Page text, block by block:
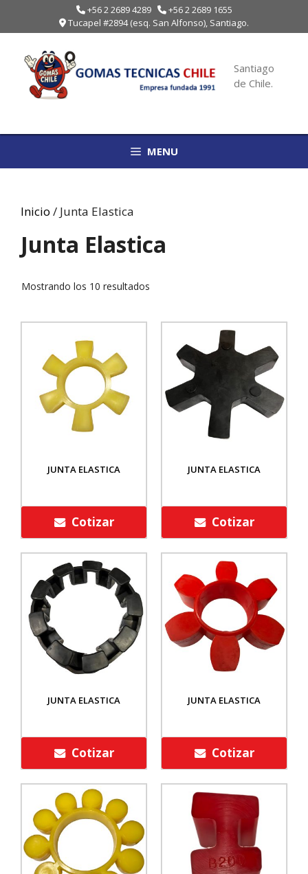
+56 2 2689 4289
+56 2 2689 1655
Tucapel #2894 (esq. San Alfonso), Santiago.
Santiago
de Chile.
MENU
Inicio / Junta Elastica
Junta Elastica
Mostrando los 10 resultados
JUNTA ELASTICA
Cotizar
JUNTA ELASTICA
Cotizar
JUNTA ELASTICA
Cotizar
JUNTA ELASTICA
Cotizar